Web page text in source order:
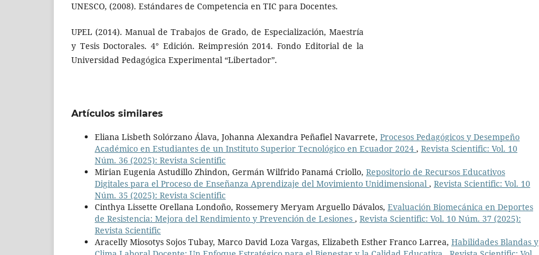
UNESCO, (2008). Estándares de Competencia en TIC para Docentes.
UPEL (2014). Manual de Trabajos de Grado, de Especialización, Maestría
y Tesis Doctorales. 4° Edición. Reimpresión 2014. Fondo Editorial de la
Universidad Pedagógica Experimental “Libertador”.
Artículos similares
Eliana Lisbeth Solórzano Álava, Johanna Alexandra Peñafiel Navarrete, Procesos Pedagógicos y Desempeño
Académico en Estudiantes de un Instituto Superior Tecnológico en Ecuador 2024 , Revista Scientific: Vol. 10
Núm. 36 (2025): Revista Scientific
Mirian Eugenia Astudillo Zhindon, Germán Wilfrido Panamá Criollo, Repositorio de Recursos Educativos
Digitales para el Proceso de Enseñanza Aprendizaje del Movimiento Unidimensional , Revista Scientific: Vol. 10
Núm. 35 (2025): Revista Scientific
Cinthya Lissette Orellana Londoño, Rossemery Meryam Arguello Dávalos, Evaluación Biomecánica en Deportes
de Resistencia: Mejora del Rendimiento y Prevención de Lesiones , Revista Scientific: Vol. 10 Núm. 37 (2025):
Revista Scientific
Aracelly Miosotys Sojos Tubay, Marco David Loza Vargas, Elizabeth Esther Franco Larrea, Habilidades Blandas y